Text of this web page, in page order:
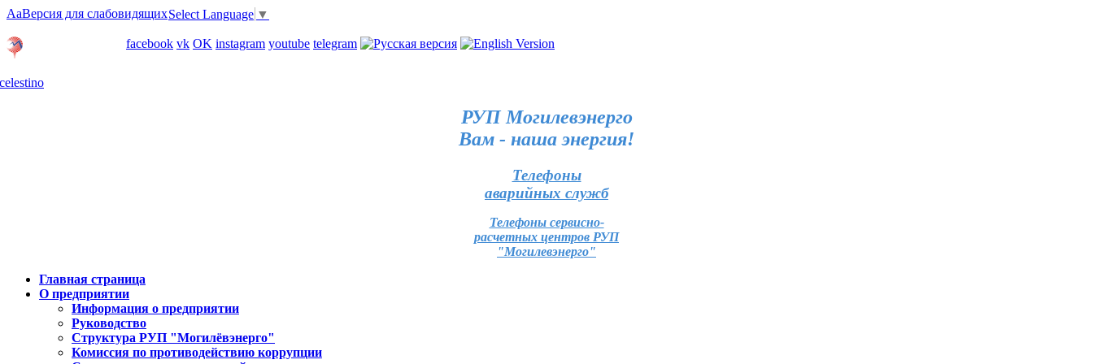
AaВерсия для слабовидящихSelect Language ▼
facebook vk OK instagram youtube telegram
РУП Могилевэнерго
Вам - наша энергия!
Телефоны
аварийных служб
Телефоны сервисно-
расчетных центров РУП
"Могилевэнерго"
Главная страница
О предприятии
Информация о предприятии
Руководство
Структура РУП "Могилёвэнерго"
Комиссия по противодействию коррупции